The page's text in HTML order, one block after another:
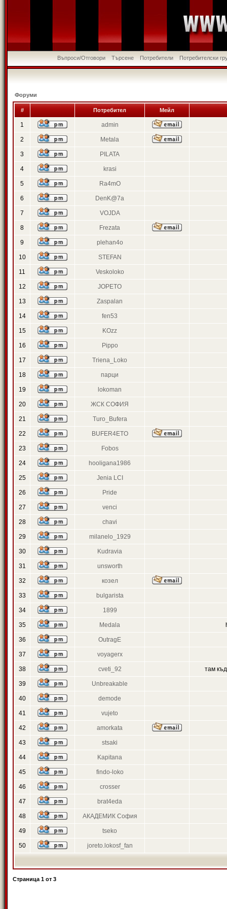
Въпроси/Отговори Търсене Потребители Потребителски
Форуми
# Потребител Мейл
1 admin
2 Metala
3 PILATA
4 krasi
5 Ra4mO
6 DenK@7a
7 VOJDA
8 Frezata
9 plehan4o
10 STEFAN
11 Veskoloko
12 JOPETO
13 Zaspalan
14 fen53
15 KOzz
16 Pippo
17 Triena_Loko
18 парци
19 lokoman
20 ЖСК СОФИЯ
21 Turo_Bufera
22 BUFER4ETO
23 Fobos
24 hooligana1986
25 Jenia LCI
26 Pride
27 venci
28 chavi
29 milanelo_1929
30 Kudravia
31 unsworth
32 козел
33 bulgarista
34 1899
35 Medala
36 OutragE
37 voyagerx
38 cveti_92 там
39 Unbreakable
40 demode
41 vujeto
42 amorkata
43 stsaki
44 Kapitana
45 findo-loko
46 crosser
47 brat4eda
48 АКАДЕМИК София
49 tseko
50 joreto.lokosf_fan
Страница 1 от 3